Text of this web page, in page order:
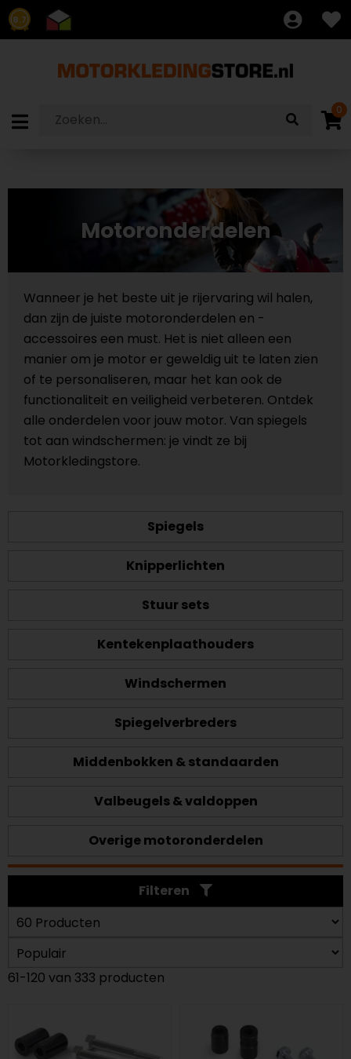
8.7
0
Motoronderdelen
Wanneer je het beste uit je rijervaring wil halen,
dan zijn de juiste motoronderdelen en -
accessoires een must. Het is niet alleen een
manier om je motor er geweldig uit te laten zien
of te personaliseren, maar het kan ook de
functionaliteit en veiligheid verbeteren. Ontdek
alle onderdelen voor jouw motor. Van spiegels
tot aan windschermen: je vindt ze bij
Motorkledingstore.
Spiegels
Knipperlichten
Stuur sets
Kentekenplaathouders
Windschermen
Spiegelverbreders
Middenbokken & standaarden
Valbeugels & valdoppen
Overige motoronderdelen
Filteren
61-120 van 333 producten